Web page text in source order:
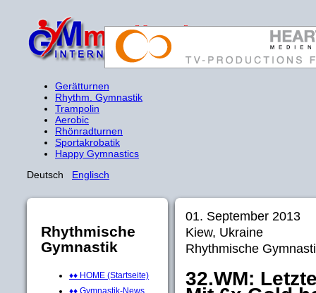
Gerätturnen
Rhythm. Gymnastik
Trampolin
Aerobic
Rhönradturnen
Sportakrobatik
Happy Gymnastics
Deutsch Englisch
Rhythmische
Gymnastik
♦♦ HOME (Startseite)
♦♦ Gymnastik-News
01. September 2013
Kiew, Ukraine
Rhythmische
32.WM: